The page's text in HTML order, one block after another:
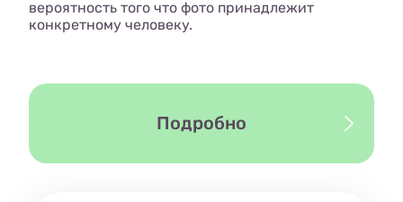
вероятность того что фото принадлежит
конкретному человеку.
Подробно